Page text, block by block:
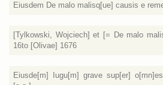
Eiusdem De malo malisq[ue] causis e
[Tylkowski, Wojciech] et [= De malo
16to [Olivae] 1676
Eiusde[m] Iugu[m] grave sup[er]